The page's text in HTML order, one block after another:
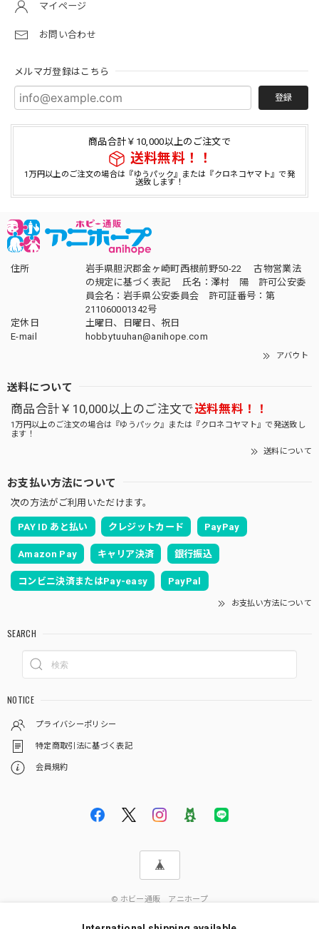
マイページ
お問い合わせ
メルマガ登録はこちら
登録
商品合計￥10,000以上のご注文で
送料無料！！
1万円以上のご注文の場合は『ゆうパック』または『クロネコヤマト』で発
送致します！
住所
岩手県胆沢郡金ヶ崎町西根前野50-22 古物営業法
の規定に基づく表記 氏名：澤村 陽 許可公安委
員会名：岩手県公安委員会 許可証番号：第
211060001342号
定休日
土曜日、日曜日、祝日
E-mail
hobbytuuhan@anihope.com
アバウト
送料について
商品合計￥10,000以上のご注文で送料無料！！
1万円以上のご注文の場合は『ゆうパック』または『クロネコヤマト』で発送致し
ます！
送料について
お支払い方法について
次の方法がご利用いただけます。
PAY ID あと払い クレジットカード PayPay
Amazon Pay キャリア決済 銀行振込
コンビニ決済またはPay-easy PayPal
お支払い方法について
SEARCH
NOTICE
プライバシーポリシー
特定商取引法に基づく表記
会員規約
© ホビー通販 アニホープ